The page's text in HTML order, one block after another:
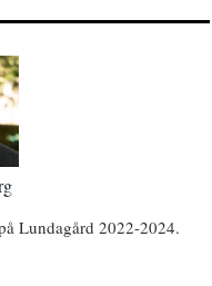
Lundagård 2022-2024.